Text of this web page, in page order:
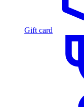
Gift card